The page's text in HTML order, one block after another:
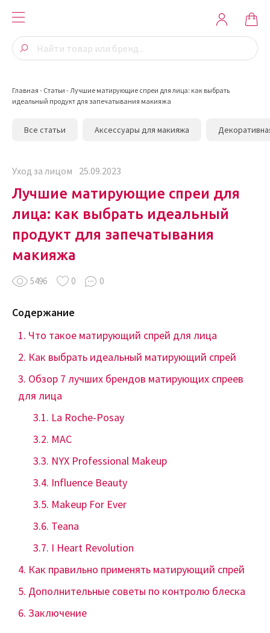
Главная - Статьи -Лучшие матирующие спреи для лица: как выбрать
идеальный продукт для запечатывания макияжа
Все статьи Аксессуары для макияжа
Уход за лицом 25.09.2023
5496 0 0
Лучшие матирующие спреи для
лица: как выбрать идеальный
продукт для запечатывания
макияжа
Содержание
Что такое матирующий спрей для лица
Как выбрать идеальный матирующий спрей
Обзор 7 лучших брендов матирующих спреев
для лица
La Roche-Posay
MAC
NYX Professional Makeup
Influence Beauty
Makeup For Ever
Teana
I Heart Revolution
Как правильно применять матирующий спрей
Дополнительные советы по контролю блеска
Заключение